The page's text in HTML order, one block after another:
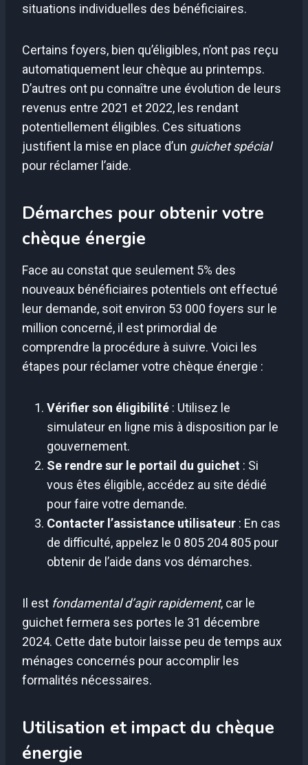
situations individuelles des bénéficiaires.
Certains foyers, bien qu’éligibles, n’ont pas reçu
automatiquement leur chèque au printemps.
D’autres ont pu connaître une évolution de leurs
revenus entre 2021 et 2022, les rendant
potentiellement éligibles. Ces situations
justifient la mise en place d’un guichet spécial
pour réclamer l’aide.
Démarches pour obtenir votre
chèque énergie
Face au constat que seulement 5% des
nouveaux bénéficiaires potentiels ont effectué
leur demande, soit environ 53 000 foyers sur le
million concerné, il est primordial de
comprendre la procédure à suivre. Voici les
étapes pour réclamer votre chèque énergie :
Vérifier son éligibilité : Utilisez le
simulateur en ligne mis à disposition par le
gouvernement.
Se rendre sur le portail du guichet : Si
vous êtes éligible, accédez au site dédié
pour faire votre demande.
Contacter l’assistance utilisateur : En cas
de difficulté, appelez le 0 805 204 805 pour
obtenir de l’aide dans vos démarches.
Il est fondamental d’agir rapidement, car le
guichet fermera ses portes le 31 décembre
2024. Cette date butoir laisse peu de temps aux
ménages concernés pour accomplir les
formalités nécessaires.
Utilisation et impact du chèque
énergie